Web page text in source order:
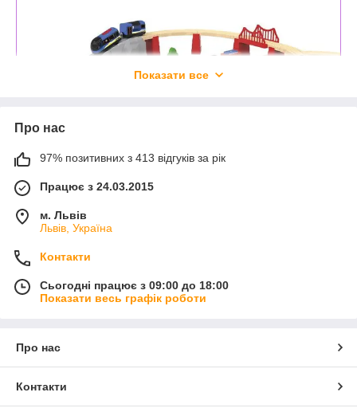
Завдяки даному конструктору чадо навчається формам і
координацію, за допомогою якої дитина може одночасно
Показати все
Про нас
97% позитивних з 413 відгуків за рік
Працює з 24.03.2015
м. Львів
Львів, Україна
Контакти
Сьогодні працює з 09:00 до 18:00
Показати весь графік роботи
Про нас
Контакти